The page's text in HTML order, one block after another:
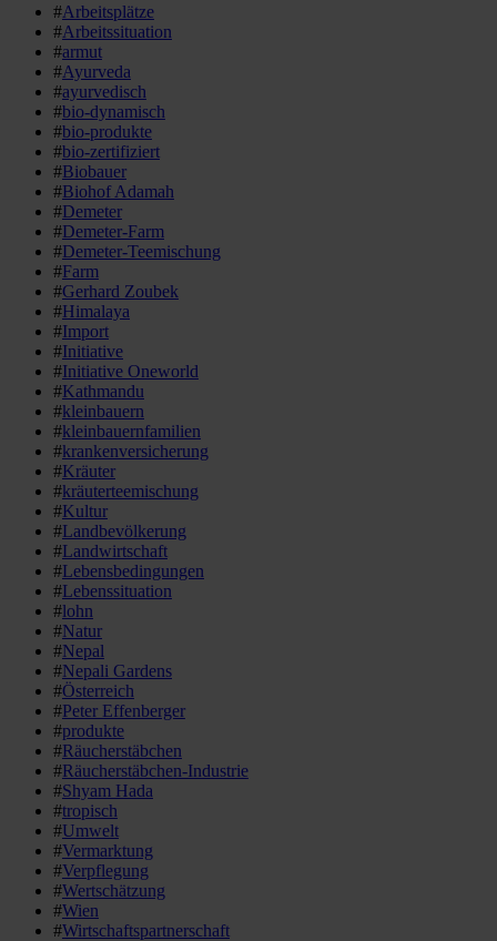
#Arbeitsplätze
#Arbeitssituation
#armut
#Ayurveda
#ayurvedisch
#bio-dynamisch
#bio-produkte
#bio-zertifiziert
#Biobauer
#Biohof Adamah
#Demeter
#Demeter-Farm
#Demeter-Teemischung
#Farm
#Gerhard Zoubek
#Himalaya
#Import
#Initiative
#Initiative Oneworld
#Kathmandu
#kleinbauern
#kleinbauernfamilien
#krankenversicherung
#Kräuter
#kräuterteemischung
#Kultur
#Landbevölkerung
#Landwirtschaft
#Lebensbedingungen
#Lebenssituation
#lohn
#Natur
#Nepal
#Nepali Gardens
#Österreich
#Peter Effenberger
#produkte
#Räucherstäbchen
#Räucherstäbchen-Industrie
#Shyam Hada
#tropisch
#Umwelt
#Vermarktung
#Verpflegung
#Wertschätzung
#Wien
#Wirtschaftspartnerschaft